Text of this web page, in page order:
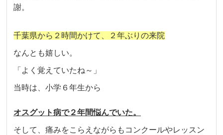
謝。
千葉県から２時間かけて、２年ぶりの来院
なんとも嬉しい。
「よく覚えていたね～」
当時は、小学６年生から
オスグット病で２年間悩んでいた。
そして、痛みをこらえながらもコンクールやレッスン